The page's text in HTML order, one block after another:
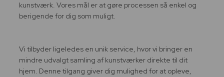
kunstværk. Vores mål er at gøre processen så enkel og
berigende for dig som muligt.
Vi tilbyder ligeledes en unik service, hvor vi bringer en
mindre udvalgt samling af kunstværker direkte til dit
hjem. Denne tilgang giver dig mulighed for at opleve,